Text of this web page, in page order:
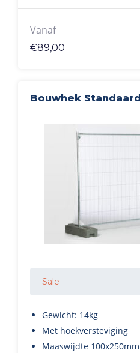
Vanaf
€89,00
Bouwhek
Sale
Gewicht: 14kg
Met hoekversteviging
Maaswijdte 100x250mm